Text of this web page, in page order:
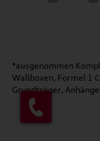
*ausgenommen
Wallboxen, Formel 1
Grundträger,